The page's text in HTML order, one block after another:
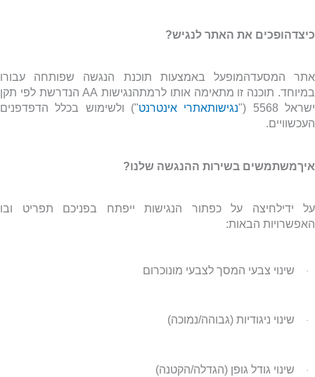
כיצדהופכים את האתר לנגיש?
אתר המסעדהמופעל באמצעות תוכנת הנגשה שפותחה עבורו
תוכנה זו מתאימה אותו לרמתהנגישות AAהנדרשת לפי תקן
5568 ("
נגישותאתרי אינטרנט") ולשימוש בכלל הדפדפנים
העכשוויים.
איךמשתמשים בשירות ההנגשה שלנו?
על ידילחיצה על כפתור הנגישות ייפתח בפניכם תפריט ובו
האפשרויות הבאות:
· שינוי צבעי המסך לצבעי מונוכרום
· שינוי ניגודיות (גבוהה/נמוכה)
· שינוי גודל גופן (הגדלה/הקטנה)